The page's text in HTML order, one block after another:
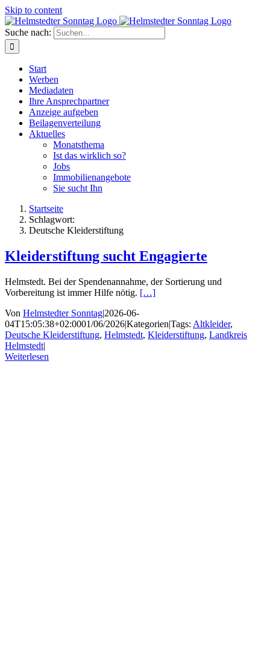
Skip to content
Suche nach:
Start
Werben
Mediadaten
Ihre Ansprechpartner
Anzeige aufgeben
Beilagenverteilung
Aktuelles
Monatsthema
Ist das wirklich so?
Jobs
Immobilienangebote
Sie sucht Ihn
Startseite
Schlagwort:
Deutsche Kleiderstiftung
Kleiderstiftung sucht Engagierte
Helmstedt. Bei der Spendenannahme, der Sortierung und
Vorbereitung ist immer Hilfe nötig. […]
Von Helmstedter Sonntag|2026-06-
04T15:05:38+02:0001/06/2026|Kategorien|Tags: Altkleider,
Deutsche Kleiderstiftung, Helmstedt, Kleiderstiftung, Landkreis
Helmstedt|
Weiterlesen